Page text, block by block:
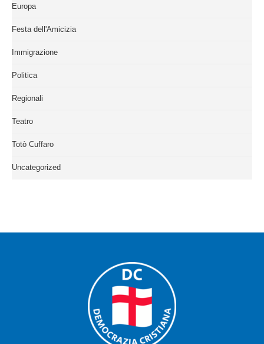
Europa
Festa dell'Amicizia
Immigrazione
Politica
Regionali
Teatro
Totò Cuffaro
Uncategorized